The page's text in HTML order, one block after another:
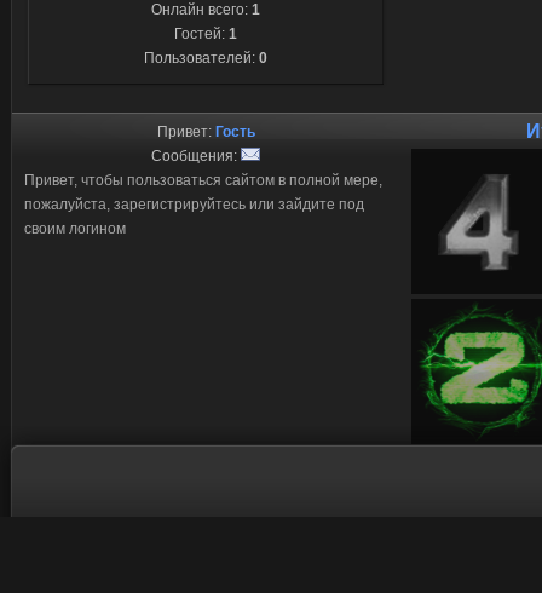
Онлайн всего: 1
Гостей: 1
Пользователей: 0
Привет: Гость
Сообщения:
Привет, чтобы пользоваться сайтом в полной мере,
пожалуйста, зарегистрируйтесь или зайдите под
своим логином